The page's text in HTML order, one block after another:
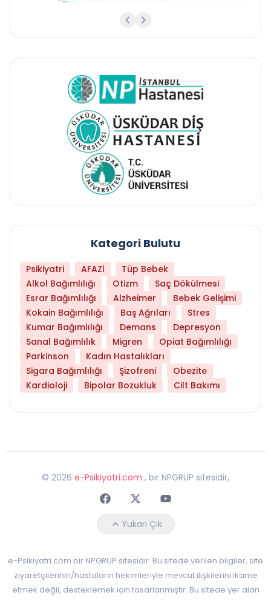
Kategori Bulutu
Psikiyatri AFAZİ
Tüp Bebek
Alkol Bağımlılığı
Otizm
Saç Dökülmesi
Esrar Bağımlılığı
Alzheimer
Bebek Gelişimi
Kokain Bağımlılığı
Baş Ağrıları
Stres
Kumar Bağımlılığı
Demans
Depresyon
Sanal Bağımlılık
Migren
Opiat Bağımlılığı
Parkinson
Kadın Hastalıkları
Sigara Bağımlılığı
Şizofreni
Obezite
Kardioloji
Bipolar Bozukluk Cilt Bakımı
© 2026 e-Psikiyatri.com , bir NPGRUP sitesidir,
FaceebokTwitterYoutube
Yukarı Çık
e-Psikiyatri.com bir NPGRUP sitesidir. Bu sitede verilen bilgiler, site
ziyaretçilerinin/hastaların hekimleriyle mevcut ilişkilerini ikame
etmek değil, desteklemek için tasarlanmıştır. Bu sitede yer alan